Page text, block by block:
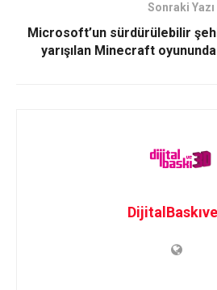
Sonraki Yazı
Microsoft’un sürdürülebilir
yarışılan Minecraft